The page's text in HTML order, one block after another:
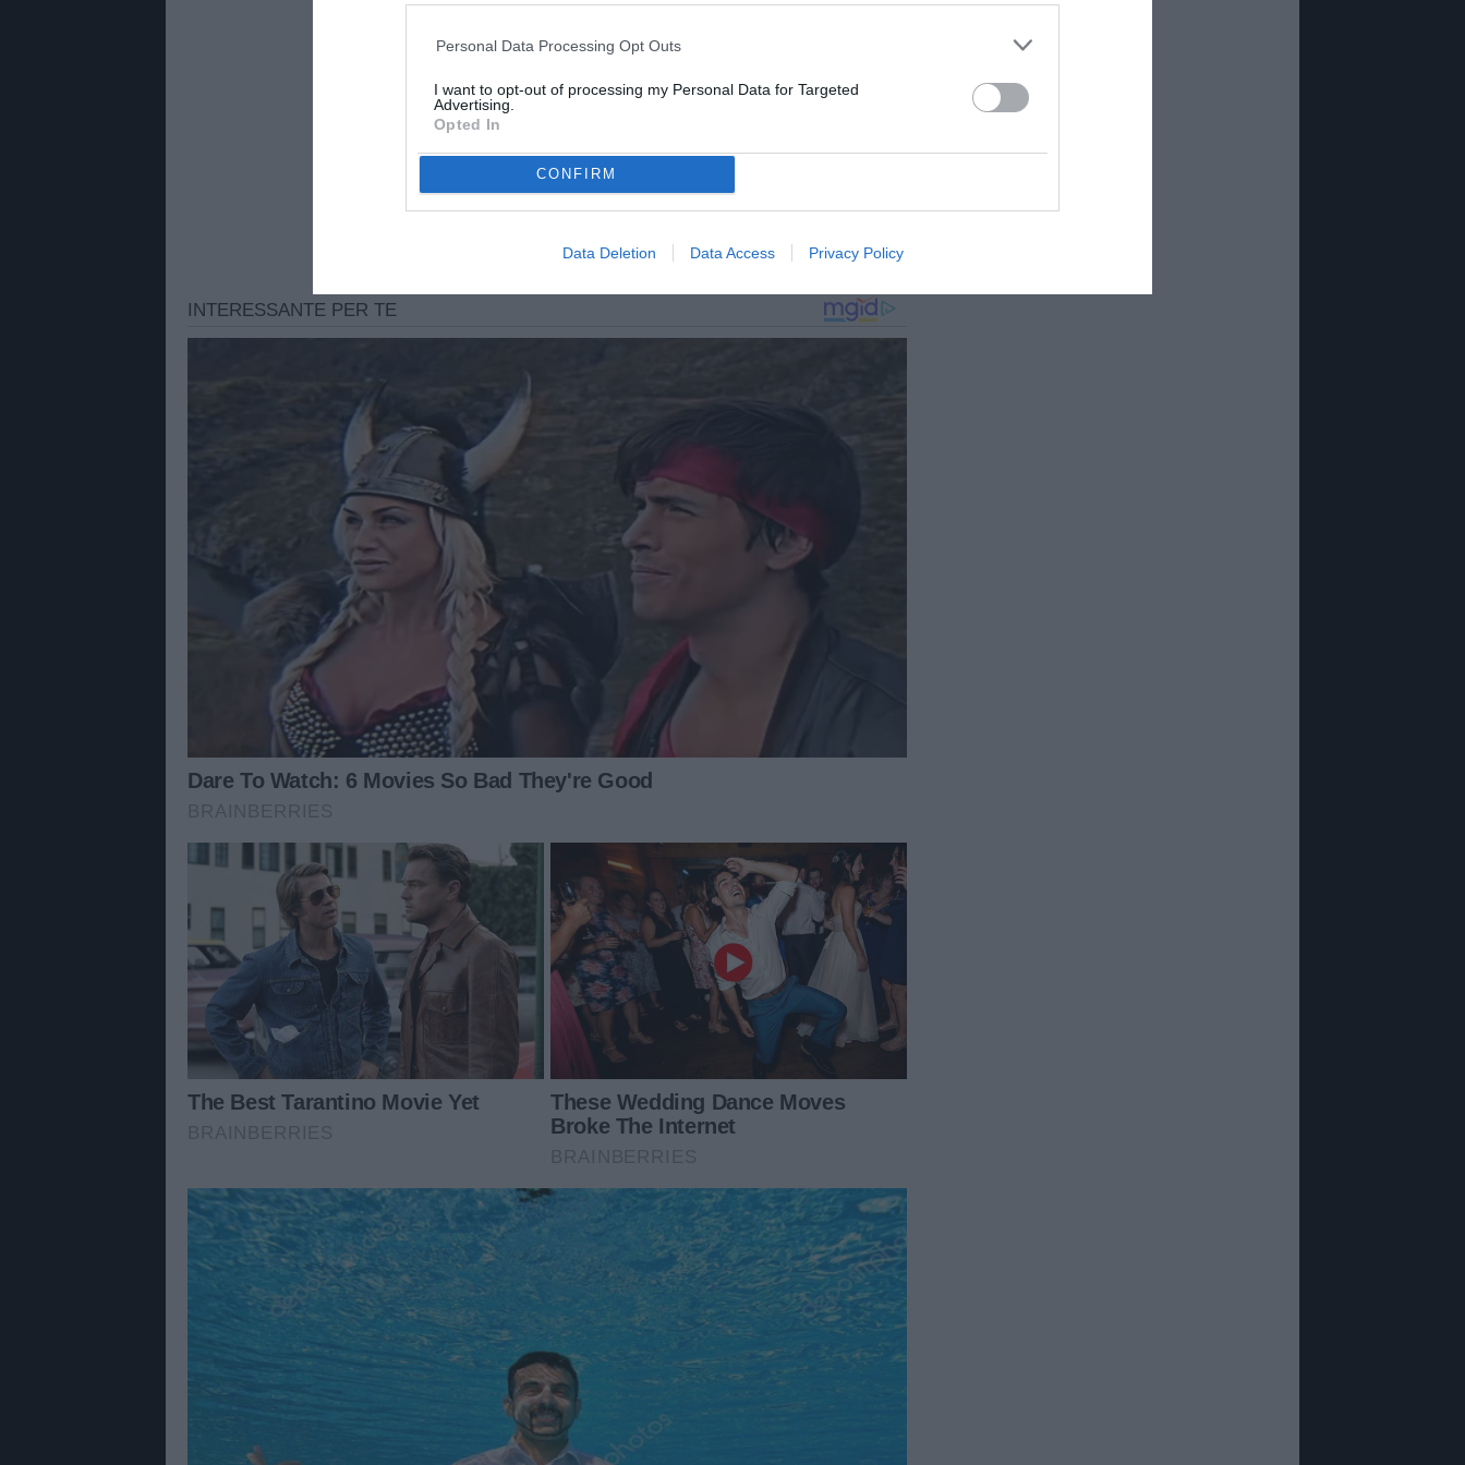
Personal Data Processing Opt Outs
I want to opt-out of processing my Personal Data for Targeted
Advertising.
Opted In
CONFIRM
Data Deletion Data Access Privacy Policy